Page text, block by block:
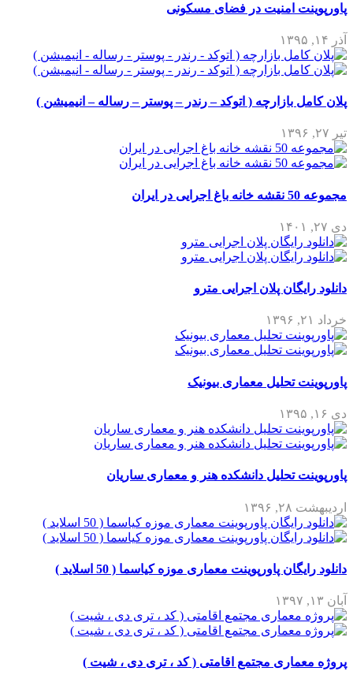
پاورپوینت امنیت در فضای مسکونی
آذر ۱۴, ۱۳۹۵
پلان کامل بازارچه ( اتوکد – رندر – پوستر – رساله – انیمیشن )
تیر ۲۷, ۱۳۹۶
مجموعه 50 نقشه خانه باغ اجرایی در ایران
دی ۲۷, ۱۴۰۱
دانلود رایگان پلان اجرایی مترو
خرداد ۲۱, ۱۳۹۶
پاورپوینت تحلیل معماری بیونیک
دی ۱۶, ۱۳۹۵
پاورپوینت تحلیل دانشکده هنر و معماری ساریان
اردیبهشت ۲۸, ۱۳۹۶
دانلود رایگان پاورپوینت معماری موزه کیاسما ( 50 اسلاید )
آبان ۱۳, ۱۳۹۷
پروژه معماری مجتمع اقامتی ( کد ، تری دی ، شیت )